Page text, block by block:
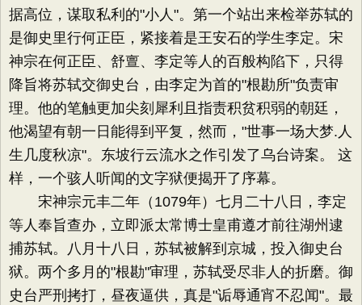
据高位，谋取私利的"小人"。第一个站出来检举苏轼的
是御史里行何正臣，紧接着是王安石的学生李定。宋
神宗在何正臣、舒亶、李定等人的百般构陷下，只得
降旨将苏轼交御史台，由李定为首的"根勘所"负责审
理。他的笔触更加尖刻犀利且指责积贫积弱的朝廷，
他渴望有朝一日能得到平复，然而，"世事一场大梦.人
生几度秋凉"。东坡行云流水之作引发了乌台诗案。 这
样，一个骇人听闻的文字狱便揭开了序幕。
宋神宗元丰二年（1079年）七月二十八日，李定
等人奉旨查办，立即派太常博士皇甫遵才前往湖州逮
捕苏轼。八月十八日，苏轼被解到京城，投入御史台
狱。两个多月的"根勘"审理，苏轼受尽非人的折磨。御
史台严刑拷打，昼夜逼供，真是"诟辱通宵不忍闻"。最